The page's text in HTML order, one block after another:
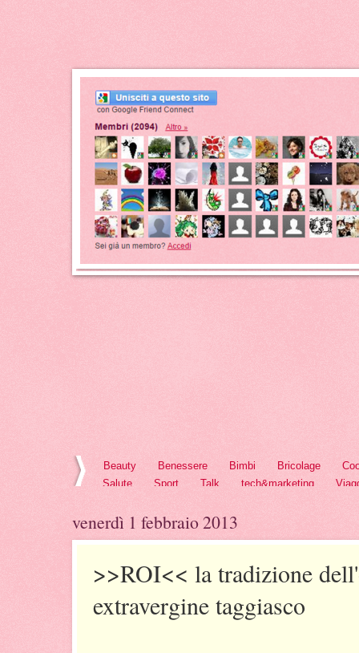
Beauty Benessere Bimbi Bricolage
Salute
Sport Talk tech&marketing
venerdì 1 febbraio 2013
>>ROI<< la tradizione
extravergine taggiasco